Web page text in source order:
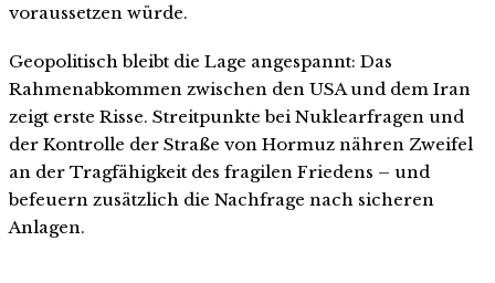
voraussetzen würde.
Geopolitisch bleibt die Lage angespannt: Das
Rahmenabkommen zwischen den USA und dem Iran
zeigt erste Risse. Streitpunkte bei Nuklearfragen und
der Kontrolle der Straße von Hormuz nähren Zweifel
an der Tragfähigkeit des fragilen Friedens – und
befeuern zusätzlich die Nachfrage nach sicheren
Anlagen.